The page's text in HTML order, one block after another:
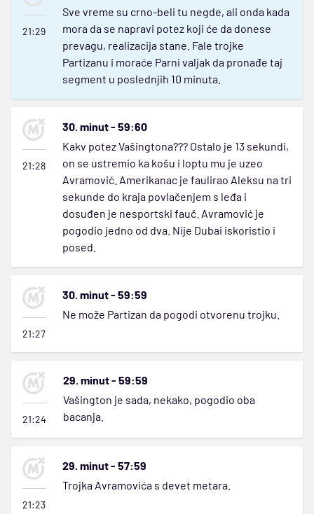
21:29
Sve vreme su crno-beli tu negde, ali onda kada
mora da se napravi potez koji će da donese
prevagu, realizacija stane. Fale trojke
Partizanu i moraće Parni valjak da pronađe taj
segment u poslednjih 10 minuta.
21:28
30. minut - 59:60
Kakv potez Vašingtona??? Ostalo je 13 sekundi,
on se ustremio ka košu i loptu mu je uzeo
Avramović. Amerikanac je faulirao Aleksu na tri
sekunde do kraja povlačenjem s leđa i
dosuđen je nesportski fauč. Avramović je
pogodio jedno od dva. Nije Dubai iskoristio i
posed.
21:27
30. minut - 59:59
Ne može Partizan da pogodi otvorenu trojku.
21:24
29. minut - 59:59
Vašington je sada, nekako, pogodio oba
bacanja.
21:23
29. minut - 57:59
Trojka Avramovića s devet metara.